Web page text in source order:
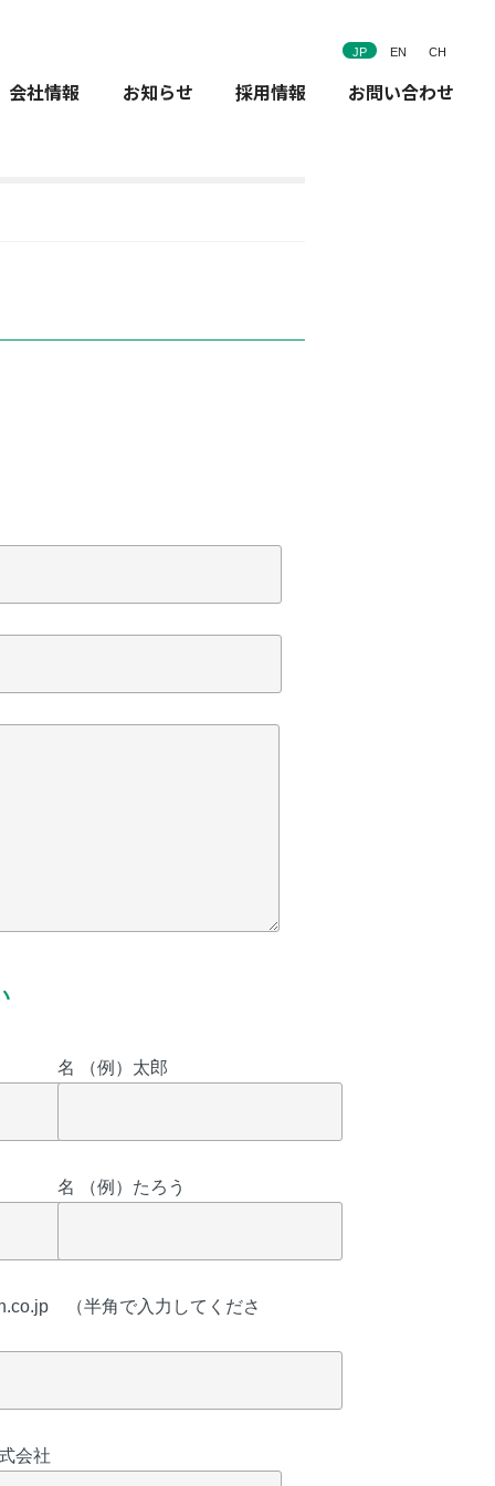
JP EN CH
会社情報 お知らせ 採用情報 お問い合わせ
名 （例）太郎
名 （例）たろう
（半角で入力してくださ
会社